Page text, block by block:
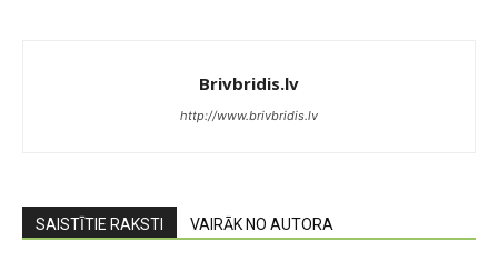
Brivbridis.lv
http://www.brivbridis.lv
SAISTĪTIE RAKSTI VAIRĀK NO AUTORA